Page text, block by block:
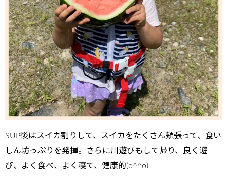
SUP後はスイカ割りして、スイカをたくさん頬張って、食い
しん坊っぷりを発揮。さらに川遊びもして帰り、良く遊
び、よく食べ、よく寝て、健康的(o^^o)